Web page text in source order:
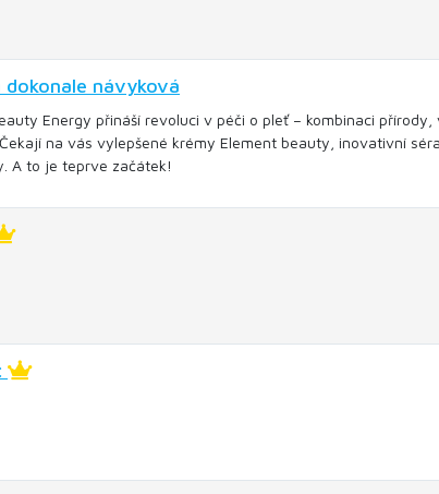
návyková
Energy přináší revoluci v péči o pleť – kombinaci přírody,
na vás vylepšené krémy Element beauty, inovativní
A to je teprve začátek!